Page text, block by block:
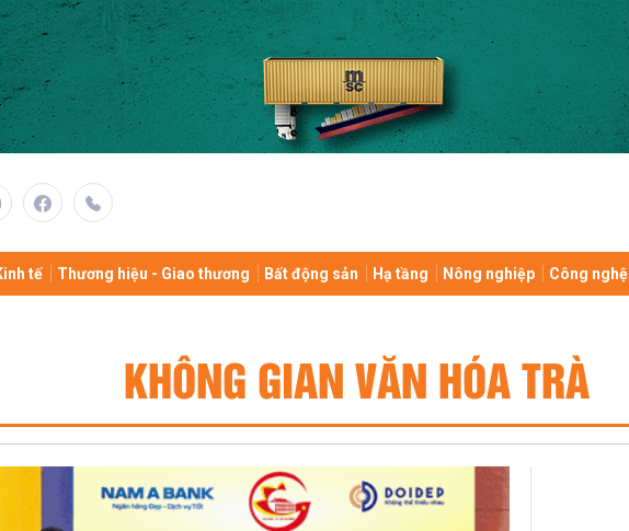
tế Thương hiệu - Giao thương Bất động sản Hạ tầng Nông nghiệp Công nghệ
KHÔNG GIAN VĂN HÓA TRÀ